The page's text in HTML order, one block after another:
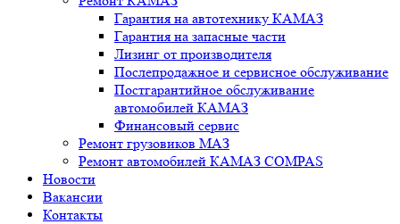
Гарантия на автотехнику КАМАЗ
Гарантия на запасные части
Лизинг от производителя
Послепродажное и сервисное обслуживание
Постгарантийное обслуживание
автомобилей КАМАЗ
Финансовый сервис
Ремонт грузовиков МАЗ
Ремонт автомобилей КАМАЗ COMPAS
Новости
Вакансии
Контакты